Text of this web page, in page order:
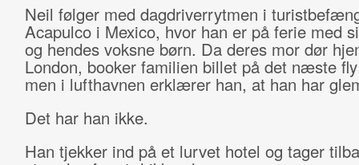
Neil følger med dagdriverrytmen i
Acapulco i Mexico, hvor han er på ferie med
og hendes voksne børn. Da deres mor dør
London, booker familien billet på det næste
men i lufthavnen erklærer han, at han har
Det har han ikke.
Han tjekker ind på et lurvet hotel og tager